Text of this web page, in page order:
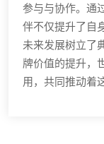
参与与协作。通
伴不仅提升了自
未来发展树立了
牌价值的提升，
用，共同推动着